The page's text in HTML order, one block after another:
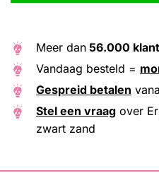
Meer dan 56.000
Vandaag besteld =
Gespreid betalen
Stel een vraag over
zwart zand